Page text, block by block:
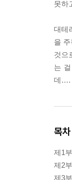
못하
대테
을
것으
는
데….
목차
제1부
제2부
제3부